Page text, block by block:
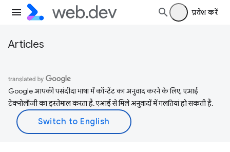
प्रवेश करें
Articles
Google आपकी पसंदीदा भाषा में कॉन्टेंट का अनुवाद करने के लिए, एआई
टेक्नोलॉजी का इस्तेमाल करता है. एआई से मिले अनुवादों में गलतियां हो सकती हैं.